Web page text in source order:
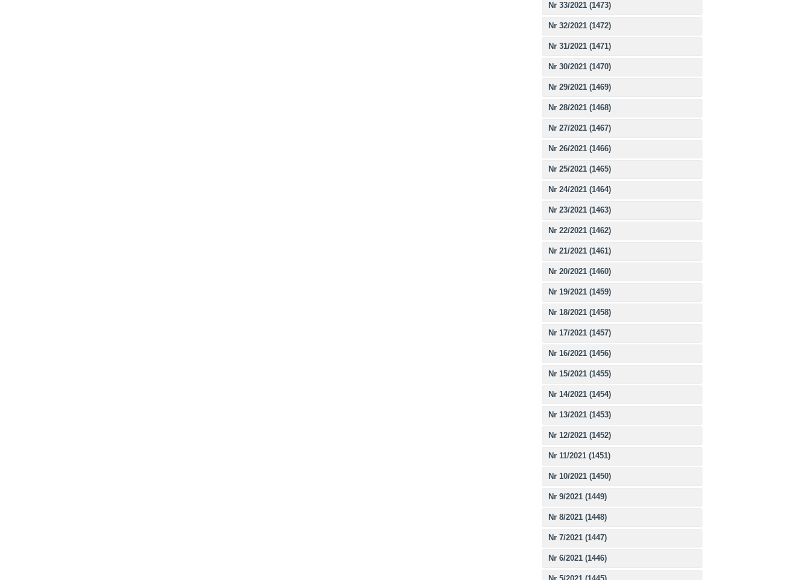
Nr 33/2021 (1473)
Nr 32/2021 (1472)
Nr 31/2021 (1471)
Nr 30/2021 (1470)
Nr 29/2021 (1469)
Nr 28/2021 (1468)
Nr 27/2021 (1467)
Nr 26/2021 (1466)
Nr 25/2021 (1465)
Nr 24/2021 (1464)
Nr 23/2021 (1463)
Nr 22/2021 (1462)
Nr 21/2021 (1461)
Nr 20/2021 (1460)
Nr 19/2021 (1459)
Nr 18/2021 (1458)
Nr 17/2021 (1457)
Nr 16/2021 (1456)
Nr 15/2021 (1455)
Nr 14/2021 (1454)
Nr 13/2021 (1453)
Nr 12/2021 (1452)
Nr 11/2021 (1451)
Nr 10/2021 (1450)
Nr 9/2021 (1449)
Nr 8/2021 (1448)
Nr 7/2021 (1447)
Nr 6/2021 (1446)